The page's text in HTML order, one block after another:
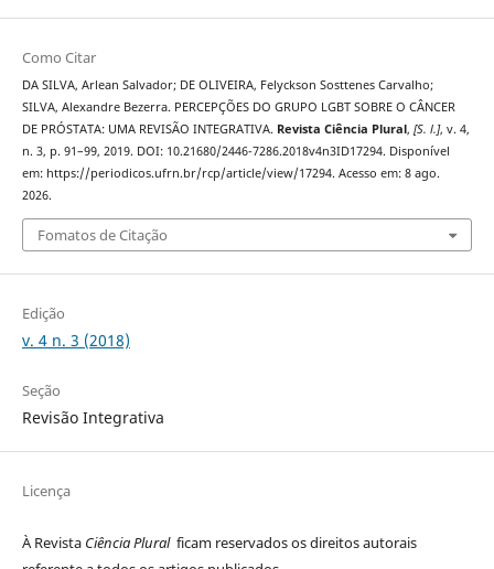
Como Citar
DA SILVA, Arlean Salvador; DE OLIVEIRA, Felyckson Sosttenes Carvalho;
SILVA, Alexandre Bezerra. PERCEPÇÕES DO GRUPO LGBT SOBRE O CÂNCER
DE PRÓSTATA: UMA REVISÃO INTEGRATIVA. Revista Ciência Plural, [S. l.], v. 4,
n. 3, p. 91–99, 2019. DOI: 10.21680/2446-7286.2018v4n3ID17294. Disponível
em: https://periodicos.ufrn.br/rcp/article/view/17294. Acesso em: 8 ago.
2026.
Fomatos de Citação
Edição
v. 4 n. 3 (2018)
Seção
Revisão Integrativa
Licença
À Revista Ciência Plural ficam reservados os direitos autorais